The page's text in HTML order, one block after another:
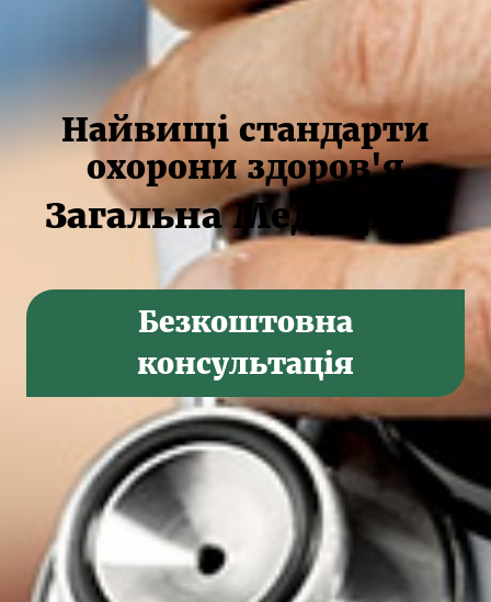
Найвищі стандарти
охорони здоров'я
Загальна Медицина
Безкоштовна
консультація